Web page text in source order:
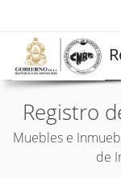
Registro
Muebles e
de